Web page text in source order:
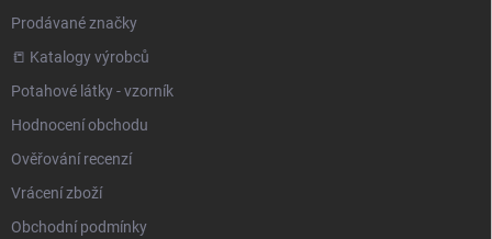
Prodávané značky
📒 Katalogy výrobců
Potahové látky - vzorník
Hodnocení obchodu
Ověřování recenzí
Vrácení zboží
Obchodní podmínky